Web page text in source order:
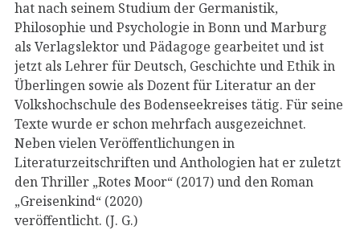
hat nach seinem Studium der Germanistik,
Philosophie und Psychologie in Bonn und Marburg
als Verlagslektor und Pädagoge gearbeitet und ist
jetzt als Lehrer für Deutsch, Geschichte und Ethik in
Überlingen sowie als Dozent für Literatur an der
Volkshochschule des Bodenseekreises tätig. Für seine
Texte wurde er schon mehrfach ausgezeichnet.
Neben vielen Veröffentlichungen in
Literaturzeitschriften und Anthologien hat er zuletzt
den Thriller „Rotes Moor“ (2017) und den Roman
„Greisenkind“ (2020)
veröffentlicht. (J. G.)